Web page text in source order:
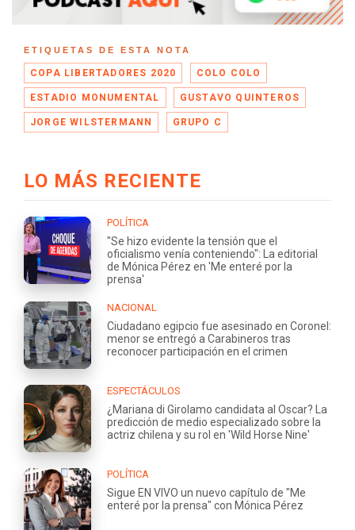
ETIQUETAS DE ESTA NOTA
COPA LIBERTADORES 2020 COLO COLO
ESTADIO MONUMENTAL GUSTAVO QUINTEROS
JORGE WILSTERMANN GRUPO C
LO MÁS RECIENTE
POLÍTICA
"Se hizo evidente la tensión que el
oficialismo venía conteniendo": La editorial
de Mónica Pérez en 'Me enteré por la
prensa'
NACIONAL
Ciudadano egipcio fue asesinado en Coronel:
menor se entregó a Carabineros tras
reconocer participación en el crimen
ESPECTÁCULOS
¿Mariana di Girolamo candidata al Oscar? La
predicción de medio especializado sobre la
actriz chilena y su rol en 'Wild Horse Nine'
POLÍTICA
Sigue EN VIVO un nuevo capítulo de "Me
enteré por la prensa" con Mónica Pérez